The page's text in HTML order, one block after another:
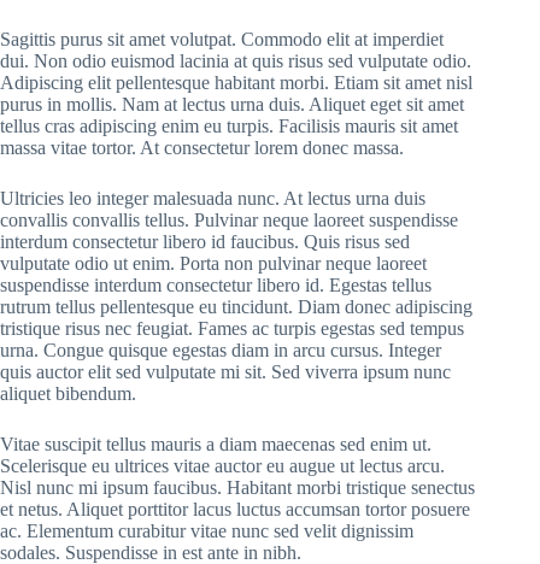
Sagittis purus sit amet volutpat. Commodo elit at imperdiet
dui. Non odio euismod lacinia at quis risus sed vulputate odio.
Adipiscing elit pellentesque habitant morbi. Etiam sit amet nisl
purus in mollis. Nam at lectus urna duis. Aliquet eget sit amet
tellus cras adipiscing enim eu turpis. Facilisis mauris sit amet
massa vitae tortor. At consectetur lorem donec massa.
Ultricies leo integer malesuada nunc. At lectus urna duis
convallis convallis tellus. Pulvinar neque laoreet suspendisse
interdum consectetur libero id faucibus. Quis risus sed
vulputate odio ut enim. Porta non pulvinar neque laoreet
suspendisse interdum consectetur libero id. Egestas tellus
rutrum tellus pellentesque eu tincidunt. Diam donec adipiscing
tristique risus nec feugiat. Fames ac turpis egestas sed tempus
urna. Congue quisque egestas diam in arcu cursus. Integer
quis auctor elit sed vulputate mi sit. Sed viverra ipsum nunc
aliquet bibendum.
Vitae suscipit tellus mauris a diam maecenas sed enim ut.
Scelerisque eu ultrices vitae auctor eu augue ut lectus arcu.
Nisl nunc mi ipsum faucibus. Habitant morbi tristique senectus
et netus. Aliquet porttitor lacus luctus accumsan tortor posuere
ac. Elementum curabitur vitae nunc sed velit dignissim
sodales. Suspendisse in est ante in nibh.